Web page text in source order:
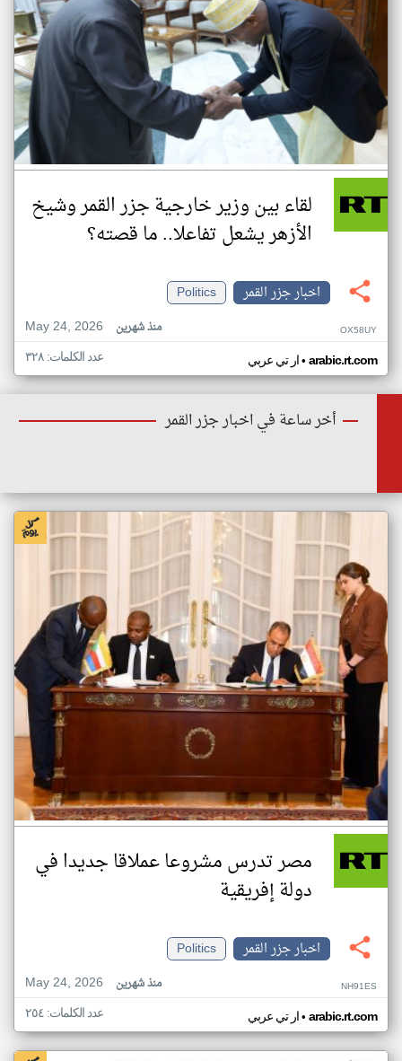
لقاء بين وزير خارجية جزر القمر وشيخ
الأزهر يشعل تفاعلا.. ما قصته؟
اخبار جزر القمر
Politics
May 24, 2026
منذ شهرين OX58UY
ار تي عربي• arabic.rt.com عدد الكلمات: ٣٢٨
أخر ساعة في اخبار جزر القمر
مصر تدرس مشروعا عملاقا جديدا في
دولة إفريقية
اخبار جزر القمر
Politics
May 24, 2026
منذ شهرين NH91ES
ار تي عربي• arabic.rt.com عدد الكلمات: ٢٥٤